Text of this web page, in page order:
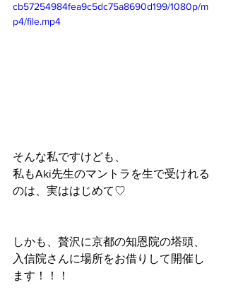
cb57254984fea9c5dc75a8690d199/1080p/m
p4/file.mp4
そんな私ですけども、
私もAki先生のマントラを生で受けれる
のは、実ははじめて♡
しかも、贅沢に京都の知恩院の塔頭、
入信院さんに場所をお借りして開催し
ます！！！